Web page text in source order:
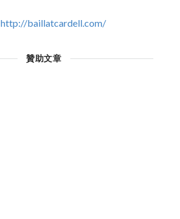
http://baillatcardell.com/
贊助文章